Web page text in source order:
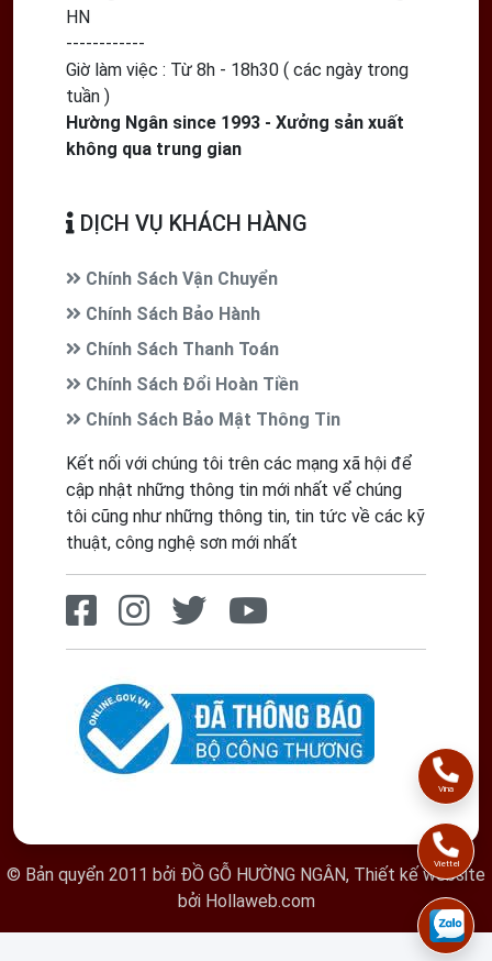
HN
------------
Giờ làm việc : Từ 8h - 18h30 ( các ngày trong
tuần )
Hường Ngân since 1993 - Xưởng sản xuất
không qua trung gian
DỊCH VỤ KHÁCH HÀNG
Chính Sách Vận Chuyển
Chính Sách Bảo Hành
Chính Sách Thanh Toán
Chính Sách Đổi Hoàn Tiền
Chính Sách Bảo Mật Thông Tin
Kết nối với chúng tôi trên các mạng xã hội để
cập nhật những thông tin mới nhất vể chúng
tôi cũng như những thông tin, tin tức về các kỹ
thuật, công nghệ sơn mới nhất
© Bản quyển 2011 bởi ĐỒ GỖ HƯỜNG NGÂN, Thiết kế website
bởi Hollaweb.com
Vina
Viettel